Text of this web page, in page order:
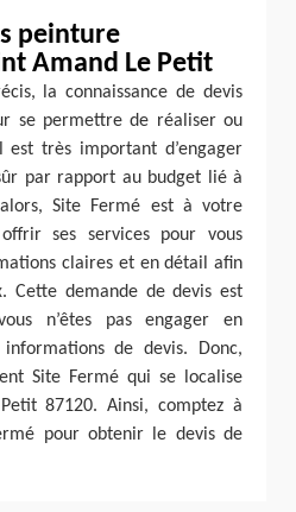
peinture
Amand Le Petit
la connaissance de devis
se permettre de réaliser ou
très important d’engager
par rapport au budget lié à
Site Fermé est à votre
ses services pour vous
claires et en détail afin
Cette demande de devis est
n’êtes pas engager en
de devis. Donc,
Site Fermé qui se localise
87120. Ainsi, comptez à
pour obtenir le devis de